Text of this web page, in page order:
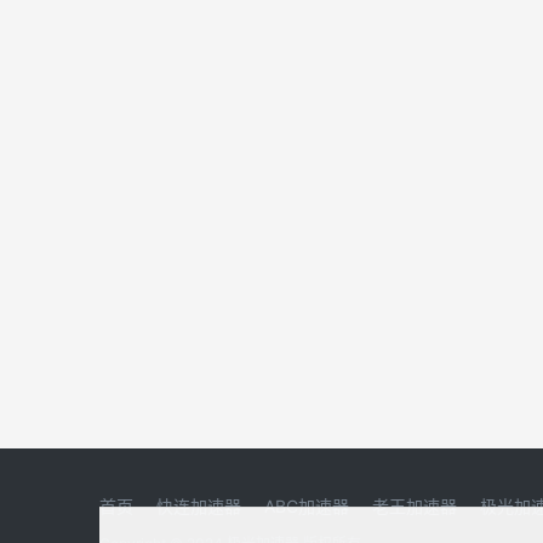
首页 快连加速器 ABC加速器 老王加速器 极光加